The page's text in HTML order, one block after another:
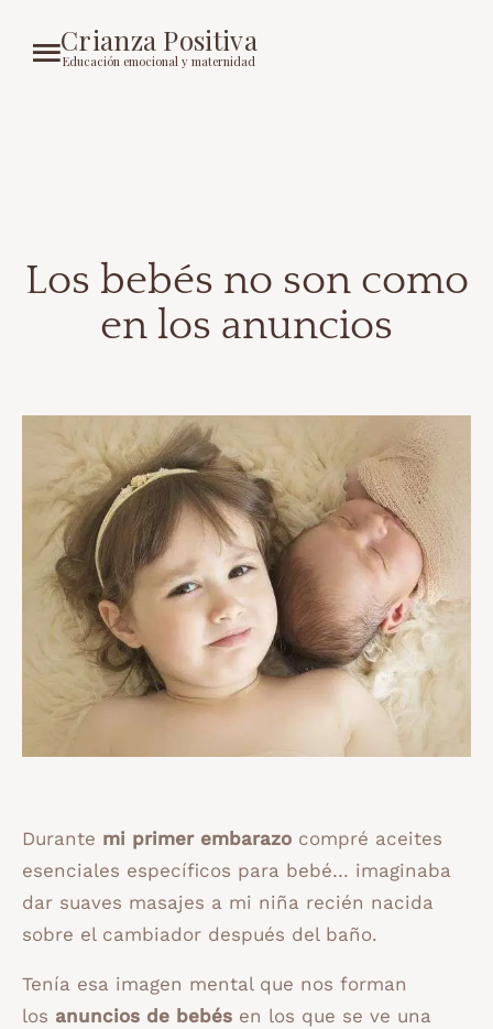
Crianza Positiva
Educación emocional y maternidad
Los bebés no son como
en los anuncios
Durante mi primer embarazo compré aceites
esenciales específicos para bebé… imaginaba
dar suaves masajes a mi niña recién nacida
sobre el cambiador después del baño.
Tenía esa imagen mental que nos forman
los anuncios de bebés en los que se ve una